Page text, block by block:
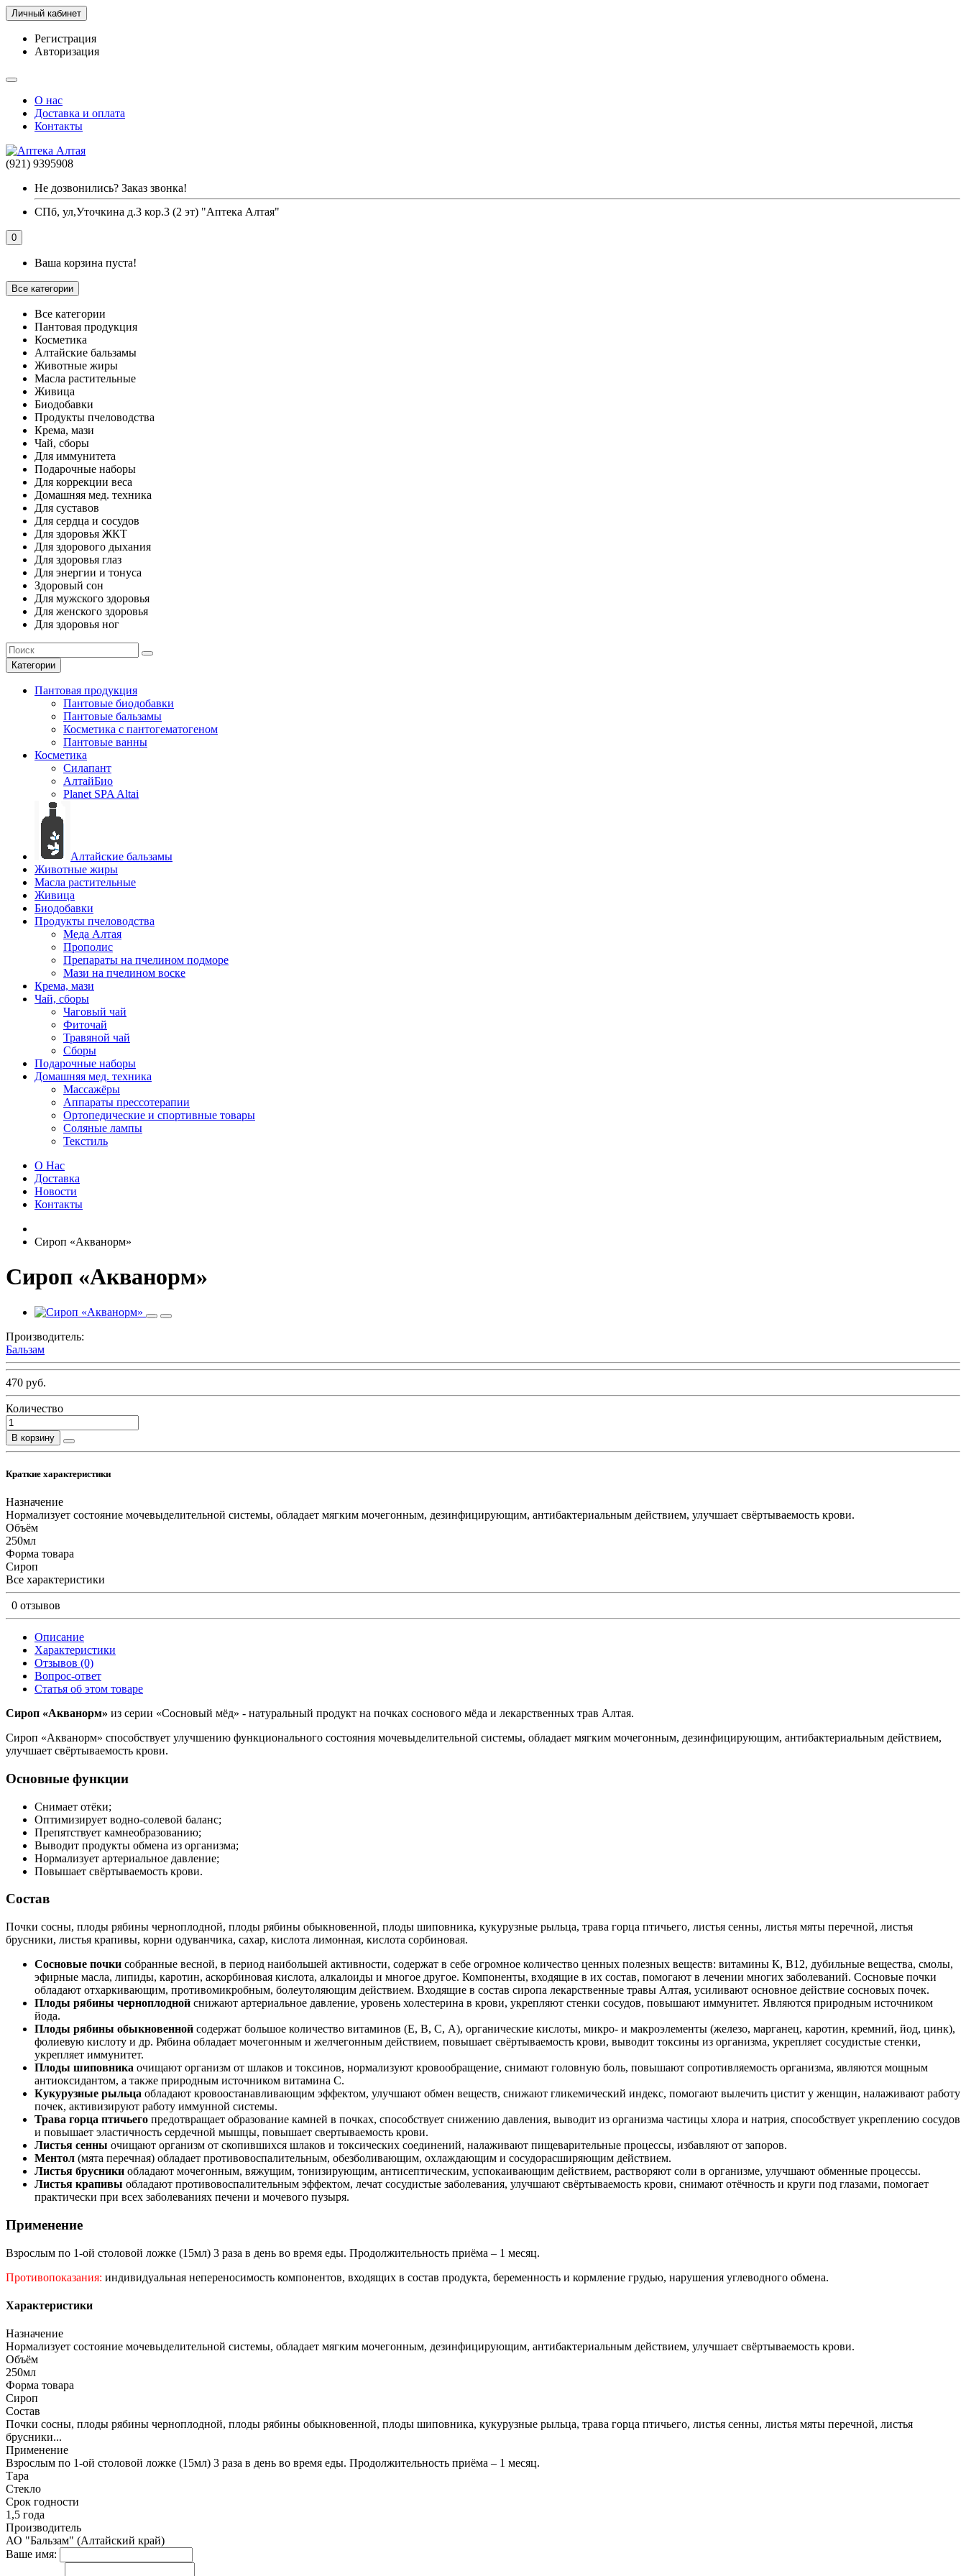
Личный кабинет
Регистрация
Авторизация
О нас
Доставка и оплата
Контакты
(921) 9395908
Не дозвонились? Заказ звонка!
СПб, ул,Уточкина д.3 кор.3 (2 эт) "Аптека Алтая"
0
Ваша корзина пуста!
Все категории
Все категории
Пантовая продукция
Косметика
Алтайские бальзамы
Животные жиры
Масла растительные
Живица
Биодобавки
Продукты пчеловодства
Крема, мази
Чай, сборы
Для иммунитета
Подарочные наборы
Для коррекции веса
Домашняя мед. техника
Для суставов
Для сердца и сосудов
Для здоровья ЖКТ
Для здорового дыхания
Для здоровья глаз
Для энергии и тонуса
Здоровый сон
Для мужского здоровья
Для женского здоровья
Для здоровья ног
Категории
Пантовая продукция
Пантовые биодобавки
Пантовые бальзамы
Косметика с пантогематогеном
Пантовые ванны
Косметика
Силапант
АлтайБио
Planet SPA Altai
Алтайские бальзамы
Животные жиры
Масла растительные
Живица
Биодобавки
Продукты пчеловодства
Меда Алтая
Прополис
Препараты на пчелином подморе
Мази на пчелином воске
Крема, мази
Чай, сборы
Чаговый чай
Фиточай
Травяной чай
Сборы
Подарочные наборы
Домашняя мед. техника
Массажёры
Аппараты прессотерапии
Ортопедические и спортивные товары
Соляные лампы
Текстиль
О Нас
Доставка
Новости
Контакты
Сироп «Акванорм»
Сироп «Акванорм»
Производитель:
Бальзам
470 руб.
Количество
В корзину
Краткие характеристики
Назначение
Нормализует состояние мочевыделительной системы, обладает мягким мочегонным, дезинфицирующим, антибактериальным действием, улучшает свёртываемость крови.
Объём
250мл
Форма товара
Сироп
Все характеристики
0 отзывов
Описание
Характеристики
Отзывов (0)
Вопрос-ответ
Статья об этом товаре
Сироп «Акванорм» из серии «Сосновый мёд» - натуральный продукт на почках соснового мёда и лекарственных трав Алтая.
Сироп «Акванорм» способствует улучшению функционального состояния мочевыделительной системы, обладает мягким мочегонным, дезинфицирующим, антибактериальным действием,
улучшает свёртываемость крови.
Основные функции
Снимает отёки;
Оптимизирует водно-солевой баланс;
Препятствует камнеобразованию;
Выводит продукты обмена из организма;
Нормализует артериальное давление;
Повышает свёртываемость крови.
Состав
Почки сосны, плоды рябины черноплодной, плоды рябины обыкновенной, плоды шиповника, кукурузные рыльца, трава горца птичьего, листья сенны, листья мяты перечной, листья
брусники, листья крапивы, корни одуванчика, сахар, кислота лимонная, кислота сорбиновая.
Сосновые почки собранные весной, в период наибольшей активности, содержат в себе огромное количество ценных полезных веществ: витамины К, В12, дубильные вещества, смолы,
эфирные масла, липиды, каротин, аскорбиновая кислота, алкалоиды и многое другое. Компоненты, входящие в их состав, помогают в лечении многих заболеваний. Сосновые почки
обладают отхаркивающим, противомикробным, болеутоляющим действием. Входящие в состав сиропа лекарственные травы Алтая, усиливают основное действие сосновых почек.
Плоды рябины черноплодной снижают артериальное давление, уровень холестерина в крови, укрепляют стенки сосудов, повышают иммунитет. Являются природным источником
йода.
Плоды рябины обыкновенной содержат большое количество витаминов (Е, В, С, А), органические кислоты, микро- и макроэлементы (железо, марганец, каротин, кремний, йод, цинк),
фолиевую кислоту и др. Рябина обладает мочегонным и желчегонным действием, повышает свёртываемость крови, выводит токсины из организма, укрепляет сосудистые стенки,
укрепляет иммунитет.
Плоды шиповника очищают организм от шлаков и токсинов, нормализуют кровообращение, снимают головную боль, повышают сопротивляемость организма, являются мощным
антиоксидантом, а также природным источником витамина С.
Кукурузные рыльца обладают кровоостанавливающим эффектом, улучшают обмен веществ, снижают гликемический индекс, помогают вылечить цистит у женщин, налаживают работу
почек, активизируют работу иммунной системы.
Трава горца птичьего предотвращает образование камней в почках, способствует снижению давления, выводит из организма частицы хлора и натрия, способствует укреплению сосудов
и повышает эластичность сердечной мышцы, повышает свертываемость крови.
Листья сенны очищают организм от скопившихся шлаков и токсических соединений, налаживают пищеварительные процессы, избавляют от запоров.
Ментол (мята перечная) обладает противовоспалительным, обезболивающим, охлаждающим и сосудорасширяющим действием.
Листья брусники обладают мочегонным, вяжущим, тонизирующим, антисептическим, успокаивающим действием, растворяют соли в организме, улучшают обменные процессы.
Листья крапивы обладают противовоспалительным эффектом, лечат сосудистые заболевания, улучшают свёртываемость крови, снимают отёчность и круги под глазами, помогает
практически при всех заболеваниях печени и мочевого пузыря.
Применение
Взрослым по 1-ой столовой ложке (15мл) 3 раза в день во время еды. Продолжительность приёма – 1 месяц.
Противопоказания: индивидуальная непереносимость компонентов, входящих в состав продукта, беременность и кормление грудью, нарушения углеводного обмена.
Характеристики
Назначение
Нормализует состояние мочевыделительной системы, обладает мягким мочегонным, дезинфицирующим, антибактериальным действием, улучшает свёртываемость крови.
Объём
250мл
Форма товара
Сироп
Состав
Почки сосны, плоды рябины черноплодной, плоды рябины обыкновенной, плоды шиповника, кукурузные рыльца, трава горца птичьего, листья сенны, листья мяты перечной, листья
брусники...
Применение
Взрослым по 1-ой столовой ложке (15мл) 3 раза в день во время еды. Продолжительность приёма – 1 месяц.
Тара
Стекло
Срок годности
1,5 года
Производитель
АО "Бальзам" (Алтайский край)
Ваше имя: